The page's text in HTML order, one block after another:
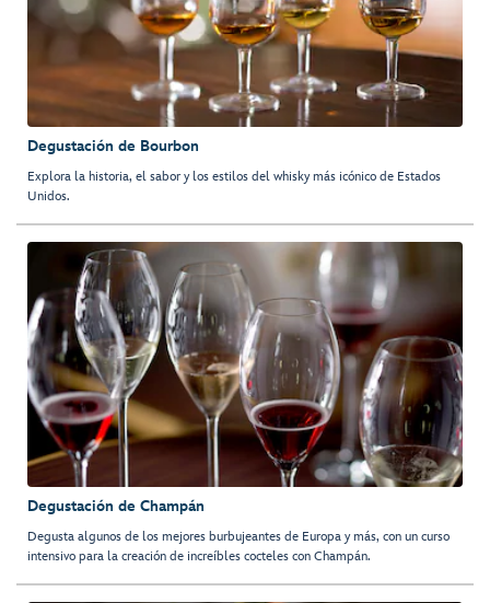
Degustación de Bourbon
Explora la historia, el sabor y los estilos del whisky más icónico de Estados
Unidos.
Degustación de Champán
Degusta algunos de los mejores burbujeantes de Europa y más, con un curso
intensivo para la creación de increíbles cocteles con Champán.